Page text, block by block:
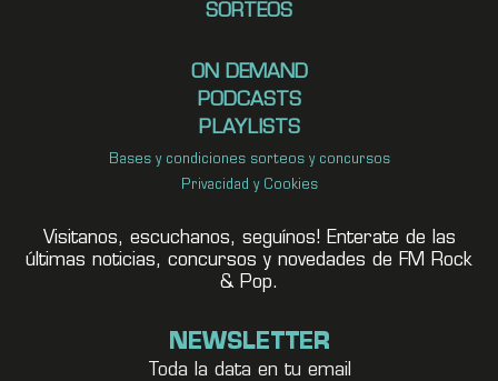
SORTEOS
ON DEMAND
PODCASTS
PLAYLISTS
Bases y condiciones sorteos y concursos
Privacidad y Cookies
Visitanos, escuchanos, seguínos! Enterate de las
últimas noticias, concursos y novedades de FM Rock
& Pop.
NEWSLETTER
Toda la data en tu email